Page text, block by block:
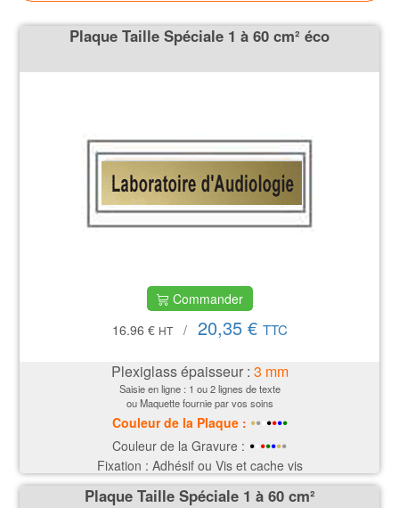
Plaque Taille Spéciale 1 à 60 cm² éco
Commander
16.96 € HT / 20,35 € TTC
Plexiglass épaisseur : 3 mm
Saisie en ligne : 1 ou 2 lignes de texte
ou Maquette fournie par vos soins
Couleur de la Plaque : ••• ••••
Couleur de la Gravure : • •••••
Fixation : Adhésif ou Vis et cache vis
Plaque Taille Spéciale 1 à 60 cm²